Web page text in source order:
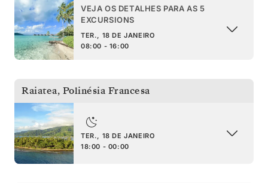
VEJA OS DETALHES PARA AS 5
EXCURSIONS
TER., 18 DE JANEIRO
08:00 - 16:00
Raiatea, Polinésia Francesa
TER., 18 DE JANEIRO
18:00 - 00:00